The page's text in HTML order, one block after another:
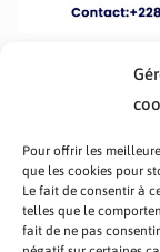
Pour offrir les
que les cookies pour
Le fait de consentir à
telles que le
fait de ne pas